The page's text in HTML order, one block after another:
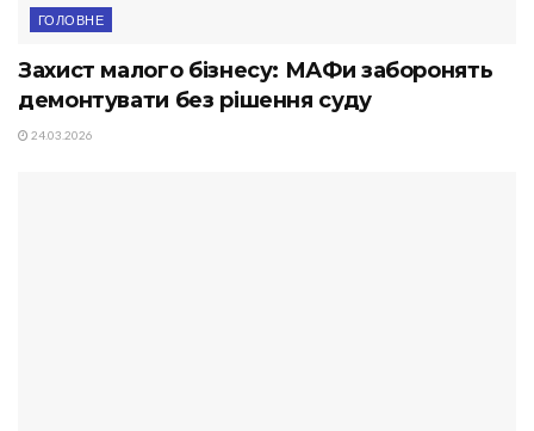
ГОЛОВНЕ
Захист малого бізнесу: МАФи заборонять
демонтувати без рішення суду
24.03.2026